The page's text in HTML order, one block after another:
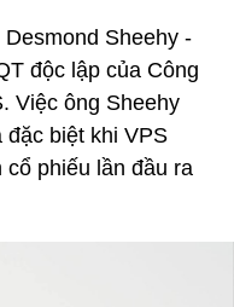
Sheehy -
độc lập của Công
Việc ông Sheehy
biệt khi VPS
phiếu lần đầu ra